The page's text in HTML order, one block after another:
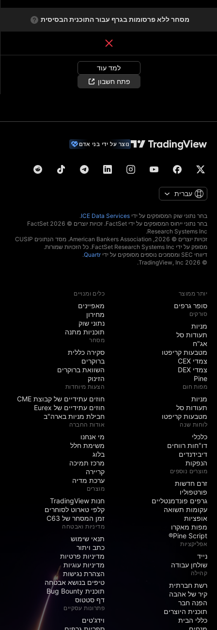
מסחר ללא פרסומות בגרף עבור התוכנית הבסיסית
למד עוד
פתח חשבון
נוצר על ידי בני אדם
עברית
בחר נתוני שוק המסופקים על ידי ICE Data Services
.
בחר נתוני ייחוס המסופקים על ידי FactSet. זכויות יוצרים © 2026 ‏FactSet
Research Systems Inc.‏
זכויות יוצרים © 2026, ‏American Bankers Association. מסד הנתונים CUSIP
מסופק על ידי FactSet Research Systems Inc. כל הזכויות שמורות.
דיווחי SEC ומסמכים נוספים מסופקים על ידי
Quartr
.
© 2026 ‏TradingView, Inc.‏
יותר ממוצר
סופר גרפים
סורקים
מניות‏
תעודות סל
אג"ח
מטבעות קריפטו
צמדי CEX
צמדי DEX
Pine
מפות חום
מניות‏
תעודות סל
מטבעות קריפטו
לוחות שנה
כלכלי
דו"חות רווחים
דיבידנדים
הנפקות
מוצרים נוספים
זרם חדשות
פורטפוליו
גרפים פונדמנטליים
עקומות תשואה
אופציות
מפות מאקרו
Pine Script®
אפליקציות
נייד
שולחן עבודה
קהילה
רשת חברתית
קיר של אהבה
הפנה חבר
תוכנית היוצרים
כללי הבית
כלים ומנויים
מאפיינים
מחירון
נתוני שוק
תוכניות מתנה
מסחר
סקירה כללית
ברוקרים
השוואת ברוקרים
הזינוק
הצעות מיוחדות
חוזים עתידיים של קבוצת CME
חוזים עתידיים של Eurex
חבילת מניות בארה"ב
אודות החברה
מי אנחנו
משימת חלל
בלוג
מרכז תמיכה
קריירה
ערכת מדיה
מוצרים
חנות TradingView
קלפי טארוט לסוחרים
זמן המסחר של C63
מדיניות ואבטחה
תנאי שימוש
כתב ויתור
מדיניות פרטיות
מדיניות עוגיות
הצהרת נגישות
טיפים בנושא אבטחה
תוכנית Bug Bounty
דף סטטוס
פתרונות עסקיים
וידג'טים